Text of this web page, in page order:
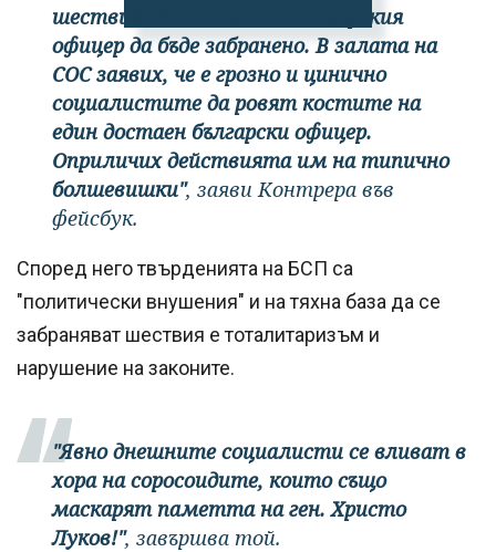
шествието в памет на българския
офицер да бъде забранено. В залата на
СОС заявих, че е грозно и цинично
социалистите да ровят костите на
един достаен български офицер.
Оприличих действията им на типично
болшевишки", заяви Контрера във
фейсбук.
Според него твърденията на БСП са
"политически внушения" и на тяхна база да се
забраняват шествия е тоталитаризъм и
нарушение на законите.
"Явно днешните социалисти се вливат в
хора на соросоидите, които също
маскарят паметта на ген. Христо
Луков!", завършва той.